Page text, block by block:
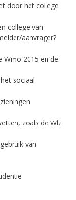
door het college
college van
aanvrager?
Wmo 2015 en de
sociaal
zoals de Wlz
van